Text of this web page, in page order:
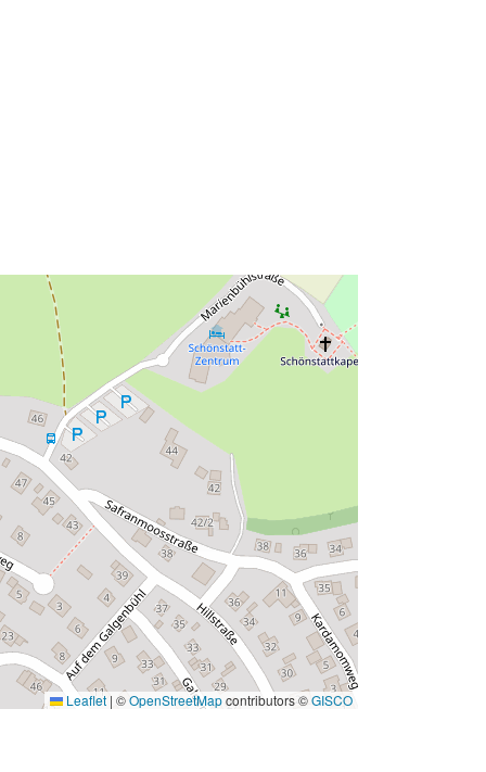
Leaflet | ©OpenStreetMapcontributors ©GISCO
00f48-6f26-4ac0-afdd-